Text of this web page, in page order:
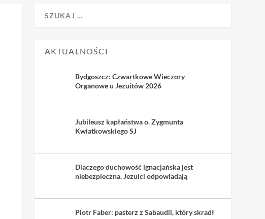
AKTUALNOŚCI
Bydgoszcz: Czwartkowe Wieczory
Organowe u Jezuitów 2026
Jubileusz kapłaństwa o. Zygmunta
Kwiatkowskiego SJ
Dlaczego duchowość ignacjańska jest
niebezpieczna. Jezuici odpowiadają
Piotr Faber: pasterz z Sabaudii, który skradł